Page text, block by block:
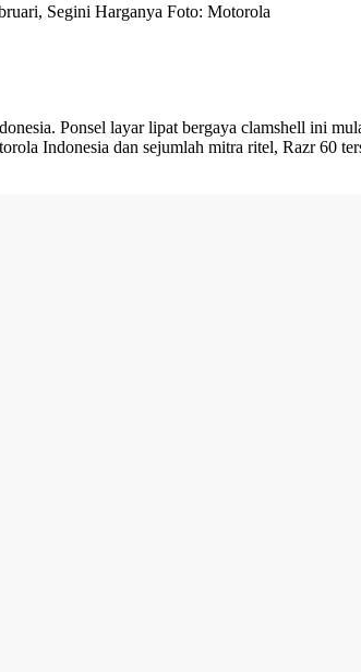
Segini Harganya Foto: Motorola
Ponsel layar lipat bergaya clamshell ini
Indonesia dan sejumlah mitra ritel, Razr 60